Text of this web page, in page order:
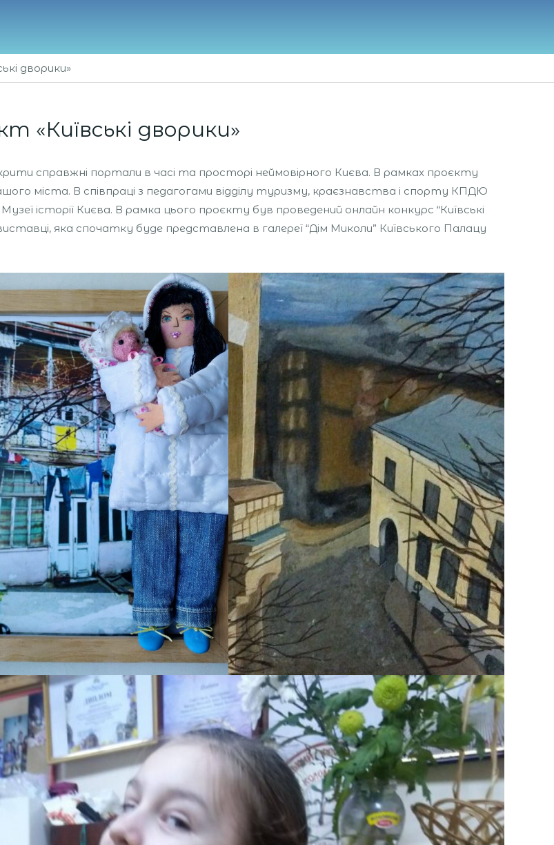
дворики»
«Київські дворики»
справжні портали в часі та просторі неймовірного Києва. В рамках проєкту
міста. В співпраці з педагогами відділу туризму, краєзнавства і спорту КПДЮ
історії Києва. В рамка цього проєкту був проведений онлайн конкурс “Київські
яка спочатку буде представлена в галереї “Дім Миколи” Київського Палацу